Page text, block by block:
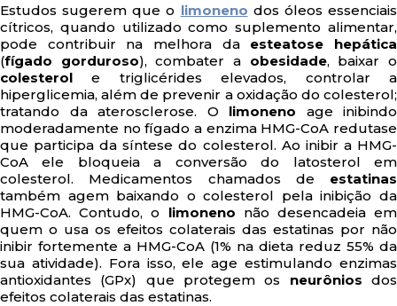
Estudos sugerem que o limoneno dos óleos essenciais
cítricos, quando utilizado como suplemento alimentar,
pode contribuir na melhora da esteatose hepática
(fígado gorduroso), combater a obesidade, baixar o
colesterol e triglicérides elevados, controlar a
hiperglicemia, além de prevenir a oxidação do colesterol;
tratando da aterosclerose. O limoneno age inibindo
moderadamente no fígado a enzima HMG-CoA redutase
que participa da síntese do colesterol. Ao inibir a HMG-
CoA ele bloqueia a conversão do latosterol em
colesterol. Medicamentos chamados de estatinas
também agem baixando o colesterol pela inibição da
HMG-CoA. Contudo, o limoneno não desencadeia em
quem o usa os efeitos colaterais das estatinas por não
inibir fortemente a HMG-CoA (1% na dieta reduz 55% da
sua atividade). Fora isso, ele age estimulando enzimas
antioxidantes (GPx) que protegem os neurônios dos
efeitos colaterais das estatinas.